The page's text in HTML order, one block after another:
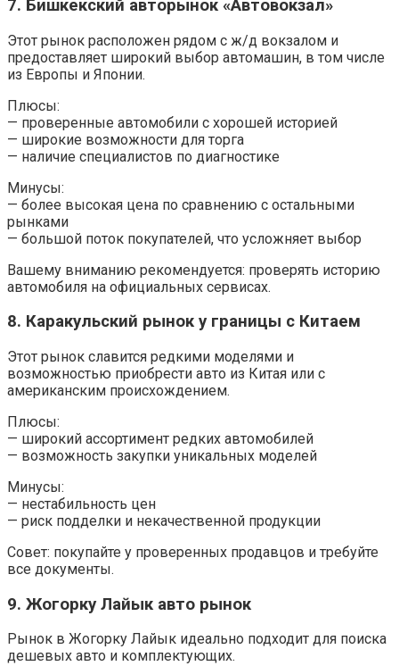
7. Бишкекский авторынок «Автовокзал»
Этот рынок расположен рядом с ж/д вокзалом и
предоставляет широкий выбор автомашин, в том числе
из Европы и Японии.
Плюсы:
— проверенные автомобили с хорошей историей
— широкие возможности для торга
— наличие специалистов по диагностике
Минусы:
— более высокая цена по сравнению с остальными
рынками
— большой поток покупателей, что усложняет выбор
Вашему вниманию рекомендуется: проверять историю
автомобиля на официальных сервисах.
8. Каракульский рынок у границы с Китаем
Этот рынок славится редкими моделями и
возможностью приобрести авто из Китая или с
американским происхождением.
Плюсы:
— широкий ассортимент редких автомобилей
— возможность закупки уникальных моделей
Минусы:
— нестабильность цен
— риск подделки и некачественной продукции
Совет: покупайте у проверенных продавцов и требуйте
все документы.
9. Жогорку Лайык авто рынок
Рынок в Жогорку Лайык идеально подходит для поиска
дешевых авто и комплектующих.